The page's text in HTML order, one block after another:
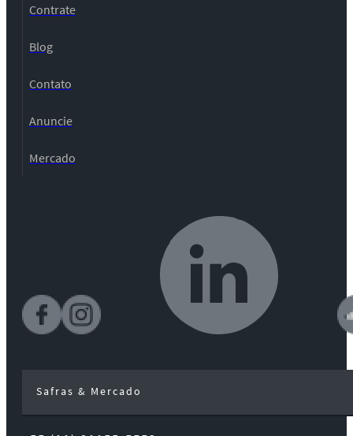
Contrate
Blog
Contato
Anuncie
Mercado
Safras & Mercado